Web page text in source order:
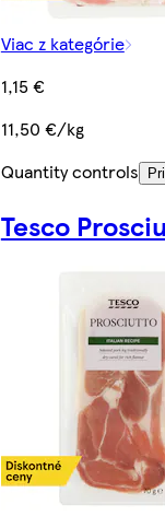
Viac z kategórie
1,15 €
11,50 €/kg
Quantity controls
Tesco